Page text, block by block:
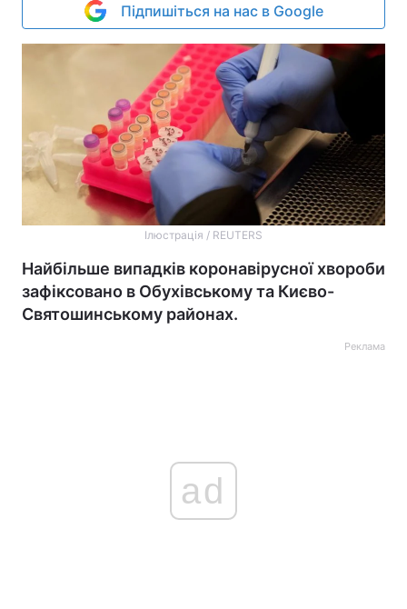
Підпишіться на нас в Google
Ілюстрація / REUTERS
Найбільше випадків коронавірусної хвороби
зафіксовано в Обухівському та Києво-
Святошинському районах.
Реклама
ad